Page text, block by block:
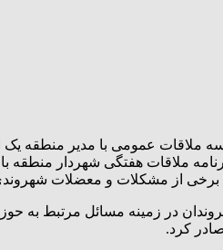
با مدیر منطقه یک اهواز صبح
ملاقات هفتگی شهردار
از مشکلات و معضلات شهروندی
در زمینه مسائل مرتبط به
کرد.